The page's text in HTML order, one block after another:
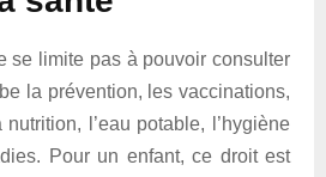
se limite pas à pouvoir consulter
la prévention, les vaccinations,
nutrition, l’eau potable, l’hygiène
Pour un enfant, ce droit est